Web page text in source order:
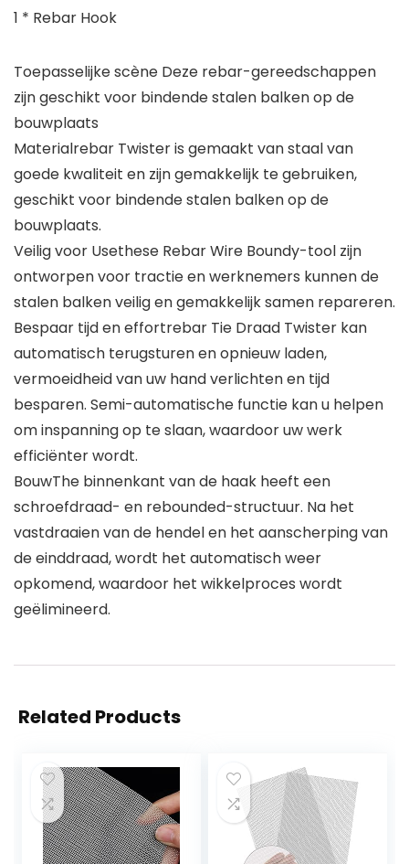
1 * Rebar Hook
Toepasselijke scène Deze rebar-gereedschappen
zijn geschikt voor bindende stalen balken op de
bouwplaats
Materialrebar Twister is gemaakt van staal van
goede kwaliteit en zijn gemakkelijk te gebruiken,
geschikt voor bindende stalen balken op de
bouwplaats.
Veilig voor Usethese Rebar Wire Boundy-tool zijn
ontworpen voor tractie en werknemers kunnen de
stalen balken veilig en gemakkelijk samen repareren.
Bespaar tijd en effortrebar Tie Draad Twister kan
automatisch terugsturen en opnieuw laden,
vermoeidheid van uw hand verlichten en tijd
besparen. Semi-automatische functie kan u helpen
om inspanning op te slaan, waardoor uw werk
efficiënter wordt.
BouwThe binnenkant van de haak heeft een
schroefdraad- en rebounded-structuur. Na het
vastdraaien van de hendel en het aanscherping van
de einddraad, wordt het automatisch weer
opkomend, waardoor het wikkelproces wordt
geëlimineerd.
Related Products